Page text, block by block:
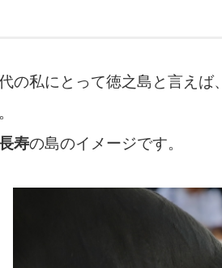
の私にとって徳之島と言えば、
寿の島のイメージです。